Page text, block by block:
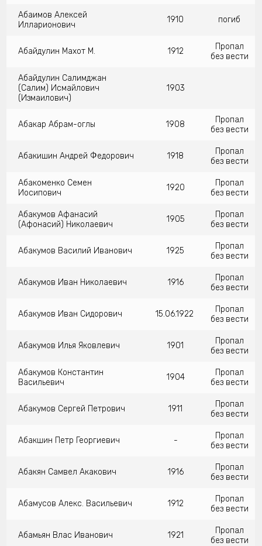
Абаимов Алексей
Илларионович
1910 погиб
Абайдулин Махот М. 1912
Пропал
без вести
Абайдулин Салимджан
(Салим) Исмайлович
(Измаилович)
1903
Абакар Абрам-оглы 1908
Пропал
без вести
Абакишин Андрей Федорович 1918
Пропал
без вести
Абакоменко Семен
Иосипович
1920
Пропал
без вести
Абакумов Афанасий
(Афонасий) Николаевич
1905
Пропал
без вести
Абакумов Василий Иванович 1925
Пропал
без вести
Абакумов Иван Николаевич 1916
Пропал
без вести
Абакумов Иван Сидорович 15.06.1922
Пропал
без вести
Абакумов Илья Яковлевич 1901
Пропал
без вести
Абакумов Константин
Васильевич
1904
Пропал
без вести
Абакумов Сергей Петрович 1911
Пропал
без вести
Абакшин Петр Георгиевич -
Пропал
без вести
Абакян Самвел Акакович 1916
Пропал
без вести
Абамусов Алекс. Васильевич 1912
Пропал
без вести
Абамьян Влас Иванович 1921
Пропал
без вести